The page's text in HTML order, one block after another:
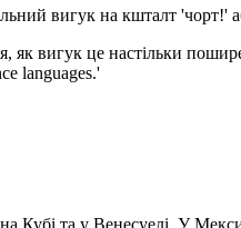
вигук на кшталт 'чорт!'
як вигук це настільки
languages.'